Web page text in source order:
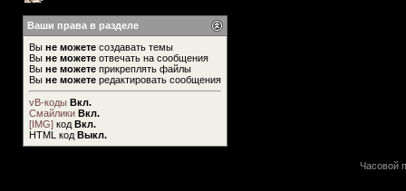
Ваши права в разделе
Вы не можете создавать темы
Вы не можете отвечать на сообщения
Вы не можете прикреплять файлы
Вы не можете редактировать сообщения
vB-коды Вкл.
Смайлики Вкл.
[IMG] код Вкл.
HTML код Выкл.
Часовой